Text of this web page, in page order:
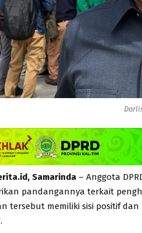
Samarinda – Anggota
pandangannya terkait
tersebut memiliki sisi positif